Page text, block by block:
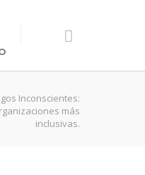
Inconscientes:
más
inclusivas.